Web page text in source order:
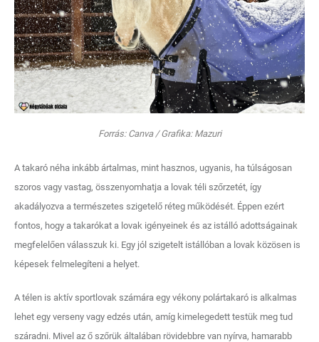
Forrás: Canva / Grafika: Mazuri
A takaró néha inkább ártalmas, mint hasznos, ugyanis, ha túlságosan
szoros vagy vastag, összenyomhatja a lovak téli szőrzetét, így
akadályozva a természetes szigetelő réteg működését. Éppen ezért
fontos, hogy a takarókat a lovak igényeinek és az istálló adottságainak
megfelelően válasszuk ki. Egy jól szigetelt istállóban a lovak közösen is
képesek felmelegíteni a helyet.
A télen is aktív sportlovak számára egy vékony polártakaró is alkalmas
lehet egy verseny vagy edzés után, amíg kimelegedett testük meg tud
száradni. Mivel az ő szőrük általában rövidebbre van nyírva, hamarabb